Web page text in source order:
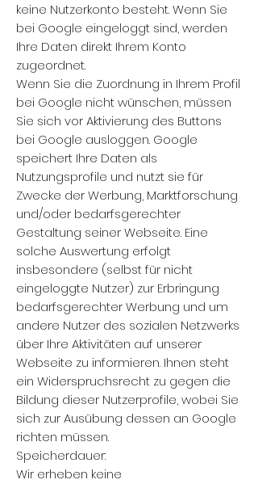
keine Nutzerkonto besteht. Wenn Sie
bei Google eingeloggt sind, werden
Ihre Daten direkt Ihrem Konto
zugeordnet.
Wenn Sie die Zuordnung in Ihrem Profil
bei Google nicht wünschen, müssen
Sie sich vor Aktivierung des Buttons
bei Google ausloggen. Google
speichert Ihre Daten als
Nutzungsprofile und nutzt sie für
Zwecke der Werbung, Marktforschung
und/oder bedarfsgerechter
Gestaltung seiner Webseite. Eine
solche Auswertung erfolgt
insbesondere (selbst für nicht
eingeloggte Nutzer) zur Erbringung
bedarfsgerechter Werbung und um
andere Nutzer des sozialen Netzwerks
über Ihre Aktivitäten auf unserer
Webseite zu informieren. Ihnen steht
ein Widerspruchsrecht zu gegen die
Bildung dieser Nutzerprofile, wobei Sie
sich zur Ausübung dessen an Google
richten müssen.
Speicherdauer:
Wir erheben keine